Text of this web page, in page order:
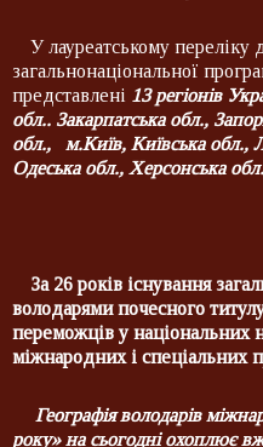
У лауреатському переліку
загальнонаціональної
представлені 13 регіонів
обл.. Закарпатська обл.,
обл., м.Київ, Київська обл.,
Одеська обл., Херсонська
За 26 років існування
володарями почесного
переможціву національних
міжнародних і спеціальних
Географія володарів
року» на сьогодні охоплює